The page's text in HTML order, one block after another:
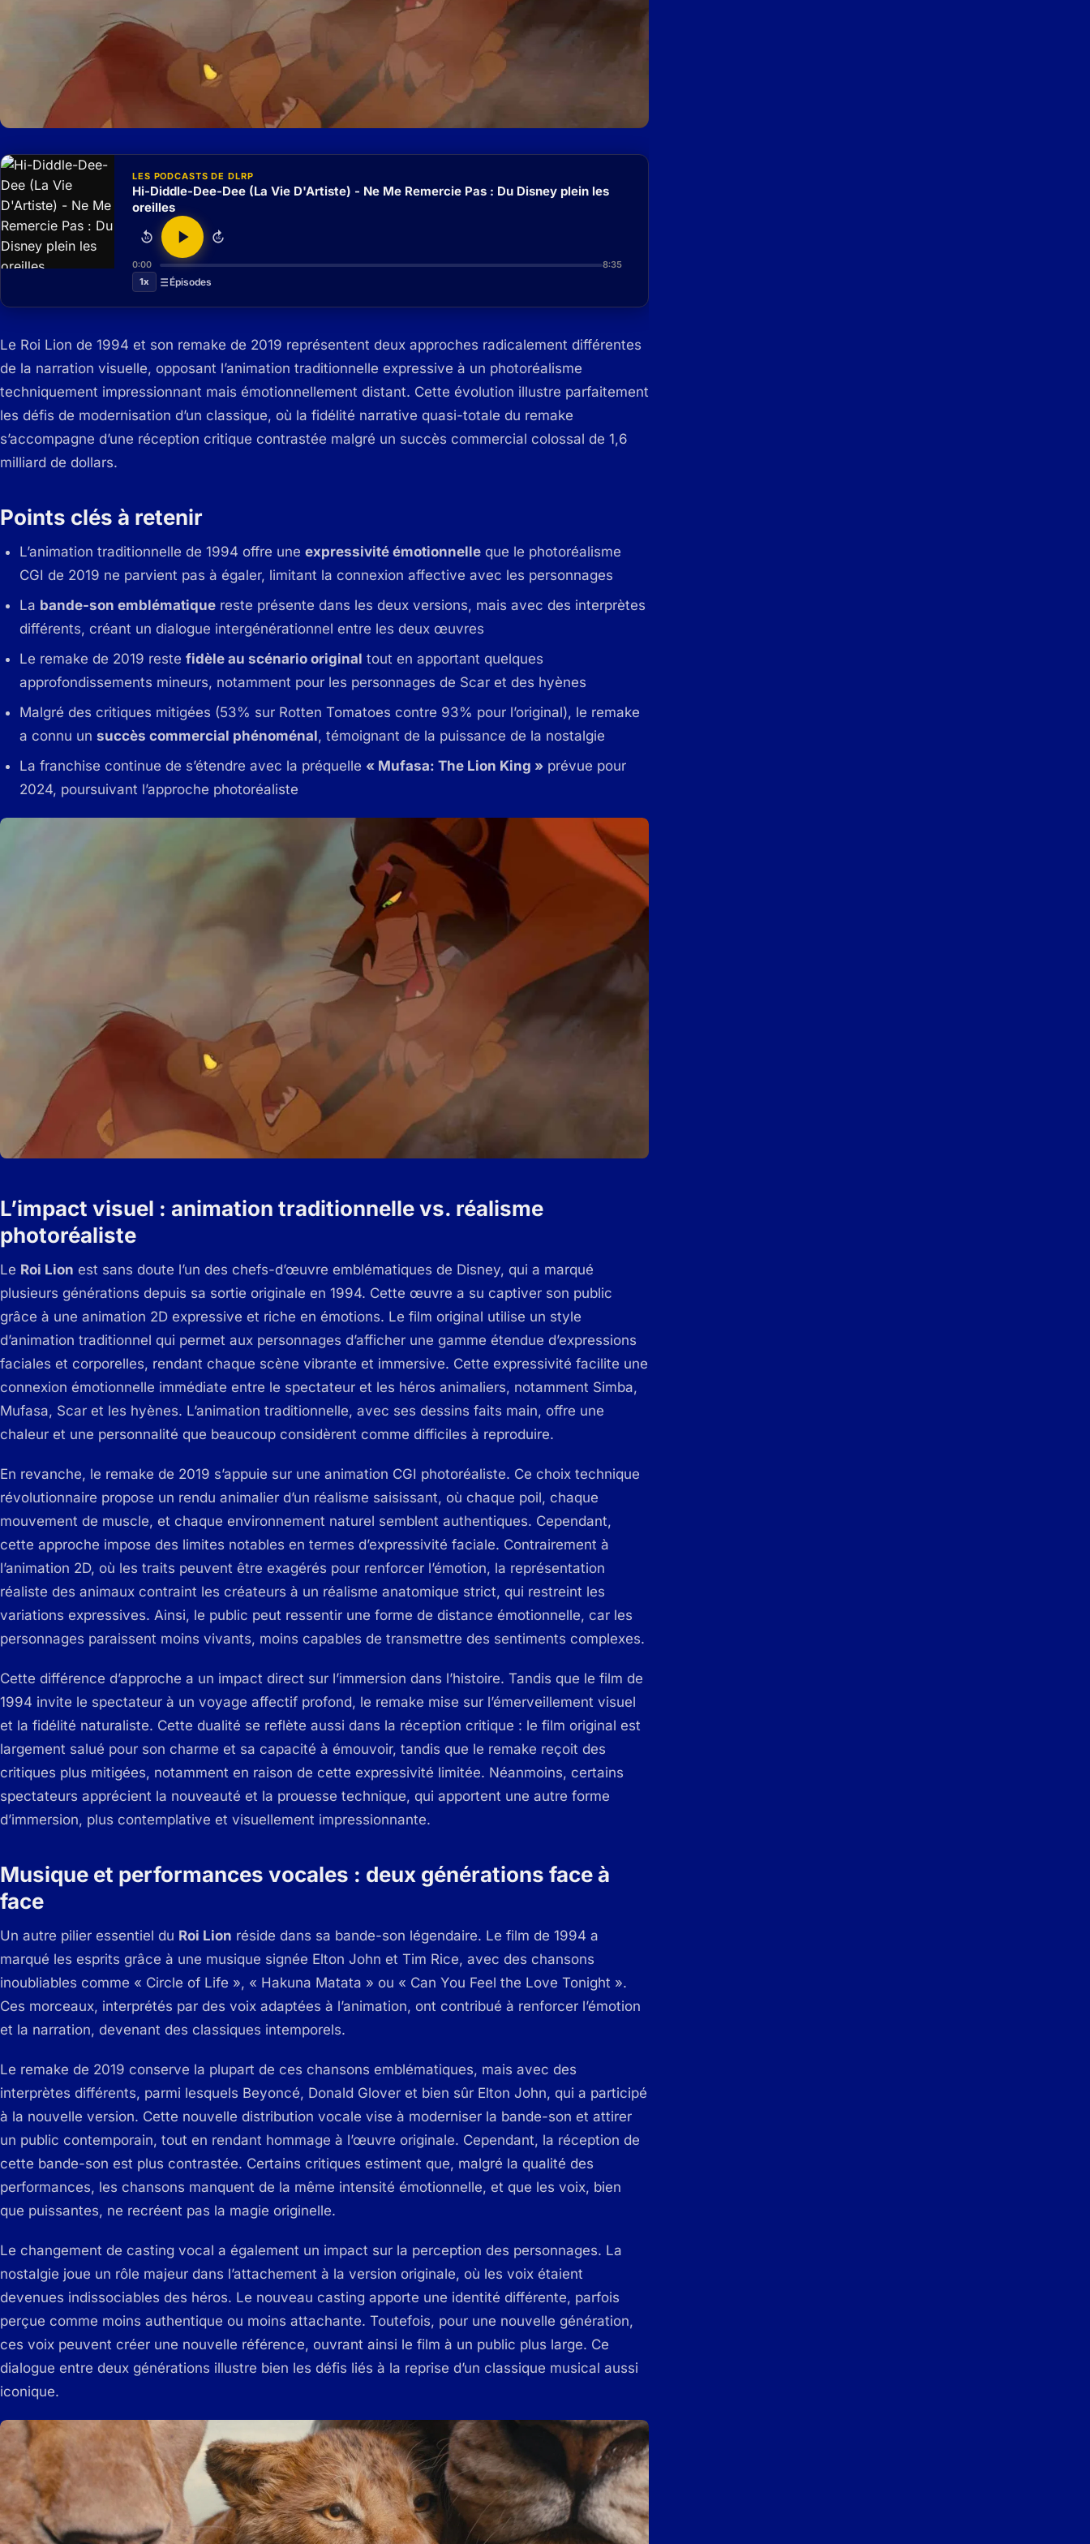
LES PODCASTS DE DLRP
Hi-Diddle-Dee-Dee (La Vie D'Artiste) - Ne Me Remercie Pas : Du Disney plein les
oreilles
15 15
0:00
8:35
1x
Épisodes
Le Roi Lion de 1994 et son remake de 2019 représentent deux approches radicalement différentes
de la narration visuelle, opposant l’animation traditionnelle expressive à un photoréalisme
techniquement impressionnant mais émotionnellement distant. Cette évolution illustre parfaitement
les défis de modernisation d’un classique, où la fidélité narrative quasi-totale du remake
s’accompagne d’une réception critique contrastée malgré un succès commercial colossal de 1,6
milliard de dollars.
Points clés à retenir
L’animation traditionnelle de 1994 offre une expressivité émotionnelle que le photoréalisme
CGI de 2019 ne parvient pas à égaler, limitant la connexion affective avec les personnages
La bande-son emblématique reste présente dans les deux versions, mais avec des interprètes
différents, créant un dialogue intergénérationnel entre les deux œuvres
Le remake de 2019 reste fidèle au scénario original tout en apportant quelques
approfondissements mineurs, notamment pour les personnages de Scar et des hyènes
Malgré des critiques mitigées (53% sur Rotten Tomatoes contre 93% pour l’original), le remake
a connu un succès commercial phénoménal, témoignant de la puissance de la nostalgie
La franchise continue de s’étendre avec la préquelle « Mufasa: The Lion King » prévue pour
2024, poursuivant l’approche photoréaliste
L’impact visuel : animation traditionnelle vs. réalisme
photoréaliste
Le Roi Lion est sans doute l’un des chefs-d’œuvre emblématiques de Disney, qui a marqué
plusieurs générations depuis sa sortie originale en 1994. Cette œuvre a su captiver son public
grâce à une animation 2D expressive et riche en émotions. Le film original utilise un style
d’animation traditionnel qui permet aux personnages d’afficher une gamme étendue d’expressions
faciales et corporelles, rendant chaque scène vibrante et immersive. Cette expressivité facilite une
connexion émotionnelle immédiate entre le spectateur et les héros animaliers, notamment Simba,
Mufasa, Scar et les hyènes. L’animation traditionnelle, avec ses dessins faits main, offre une
chaleur et une personnalité que beaucoup considèrent comme difficiles à reproduire.
En revanche, le remake de 2019 s’appuie sur une animation CGI photoréaliste. Ce choix technique
révolutionnaire propose un rendu animalier d’un réalisme saisissant, où chaque poil, chaque
mouvement de muscle, et chaque environnement naturel semblent authentiques. Cependant,
cette approche impose des limites notables en termes d’expressivité faciale. Contrairement à
l’animation 2D, où les traits peuvent être exagérés pour renforcer l’émotion, la représentation
réaliste des animaux contraint les créateurs à un réalisme anatomique strict, qui restreint les
variations expressives. Ainsi, le public peut ressentir une forme de distance émotionnelle, car les
personnages paraissent moins vivants, moins capables de transmettre des sentiments complexes.
Cette différence d’approche a un impact direct sur l’immersion dans l’histoire. Tandis que le film de
1994 invite le spectateur à un voyage affectif profond, le remake mise sur l’émerveillement visuel
et la fidélité naturaliste. Cette dualité se reflète aussi dans la réception critique : le film original est
largement salué pour son charme et sa capacité à émouvoir, tandis que le remake reçoit des
critiques plus mitigées, notamment en raison de cette expressivité limitée. Néanmoins, certains
spectateurs apprécient la nouveauté et la prouesse technique, qui apportent une autre forme
d’immersion, plus contemplative et visuellement impressionnante.
Musique et performances vocales : deux générations face à
face
Un autre pilier essentiel du Roi Lion réside dans sa bande-son légendaire. Le film de 1994 a
marqué les esprits grâce à une musique signée Elton John et Tim Rice, avec des chansons
inoubliables comme « Circle of Life », « Hakuna Matata » ou « Can You Feel the Love Tonight ».
Ces morceaux, interprétés par des voix adaptées à l’animation, ont contribué à renforcer l’émotion
et la narration, devenant des classiques intemporels.
Le remake de 2019 conserve la plupart de ces chansons emblématiques, mais avec des
interprètes différents, parmi lesquels Beyoncé, Donald Glover et bien sûr Elton John, qui a participé
à la nouvelle version. Cette nouvelle distribution vocale vise à moderniser la bande-son et attirer
un public contemporain, tout en rendant hommage à l’œuvre originale. Cependant, la réception de
cette bande-son est plus contrastée. Certains critiques estiment que, malgré la qualité des
performances, les chansons manquent de la même intensité émotionnelle, et que les voix, bien
que puissantes, ne recréent pas la magie originelle.
Le changement de casting vocal a également un impact sur la perception des personnages. La
nostalgie joue un rôle majeur dans l’attachement à la version originale, où les voix étaient
devenues indissociables des héros. Le nouveau casting apporte une identité différente, parfois
perçue comme moins authentique ou moins attachante. Toutefois, pour une nouvelle génération,
ces voix peuvent créer une nouvelle référence, ouvrant ainsi le film à un public plus large. Ce
dialogue entre deux générations illustre bien les défis liés à la reprise d’un classique musical aussi
iconique.